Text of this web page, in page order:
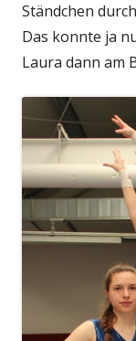
Ständchen
Das konnte ja
Laura dann am